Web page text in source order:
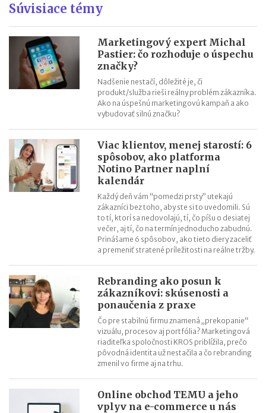
Súvisiace témy
Marketingový expert Michal
Pastier: čo rozhoduje o úspechu
značky?
Nadšenie nestačí, dôležité je, či
produkt/služba rieši reálny problém zákazníka.
Ako na úspešnú marketingovú kampaň a ako
vybudovať silnú značku?
Viac klientov, menej starostí: 6
spôsobov, ako platforma
Notino Partner naplní
kalendár
Každý deň vám “pomedzi prsty” utekajú
zákazníci bez toho, aby ste si to uvedomili. Sú
to tí, ktorí sa nedovolajú, tí, čo píšu o desiatej
večer, aj tí, čo na termín jednoducho zabudnú.
Prinášame 6 spôsobov, ako tieto diery zaceliť
a premeniť stratené príležitosti na reálne tržby.
Rebranding ako posun k
zákazníkovi: skúsenosti a
ponaučenia z praxe
Čo pre stabilnú firmu znamená „prekopanie“
vizuálu, procesov aj portfólia? Marketingová
riaditeľka spoločnosti KROS priblížila, prečo
pôvodná identita už nestačila a čo rebranding
zmenil vo firme aj na trhu.
Online obchod TEMU a jeho
vplyv na e-commerce u nás